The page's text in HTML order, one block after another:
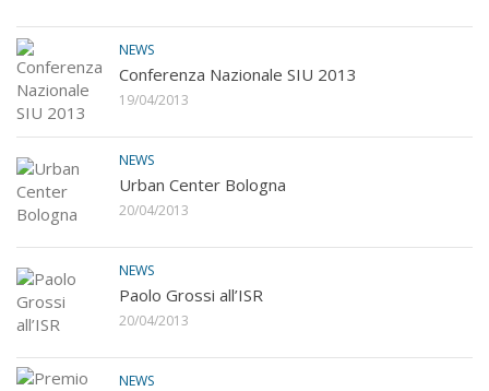
NEWS
Conferenza Nazionale SIU 2013
19/04/2013
NEWS
Urban Center Bologna
20/04/2013
NEWS
Paolo Grossi all’ISR
20/04/2013
NEWS